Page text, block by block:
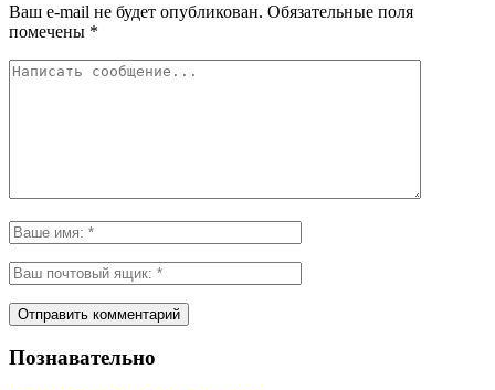
Ваш e-mail не будет опубликован. Обязательные поля
помечены *
Познавательно